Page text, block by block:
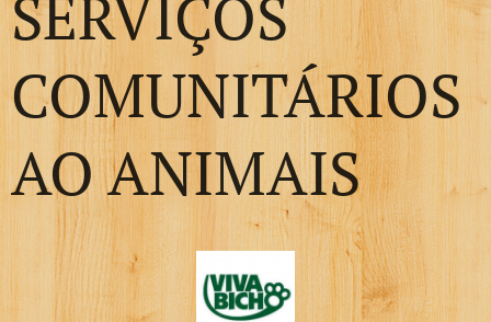
SERVIÇOS
COMUNITÁRIOS
AO ANIMAIS